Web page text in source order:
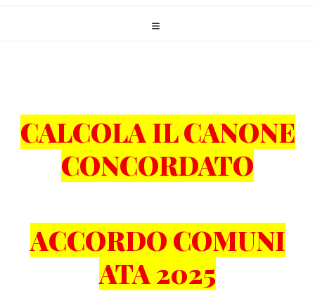
CALCOLA IL CANONE
CONCORDATO
ACCORDO COMUNI
ATA 2025